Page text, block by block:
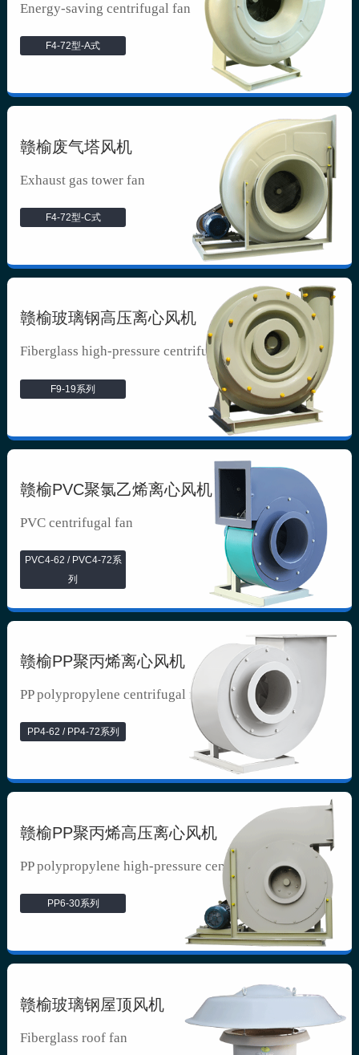
Energy-saving centrifugal fan
F4-72型-A式
赣榆废气塔风机
Exhaust gas tower fan
F4-72型-C式
赣榆玻璃钢高压离心风机
Fiberglass high-pressure centrifuga...
F9-19系列
赣榆PVC聚氯乙烯离心风机
PVC centrifugal fan
PVC4-62 / PVC4-72系
列
赣榆PP聚丙烯离心风机
PP polypropylene centrifugal fan
PP4-62 / PP4-72系列
赣榆PP聚丙烯高压离心风机
PP polypropylene high-pressure cen...
PP6-30系列
赣榆玻璃钢屋顶风机
Fiberglass roof fan